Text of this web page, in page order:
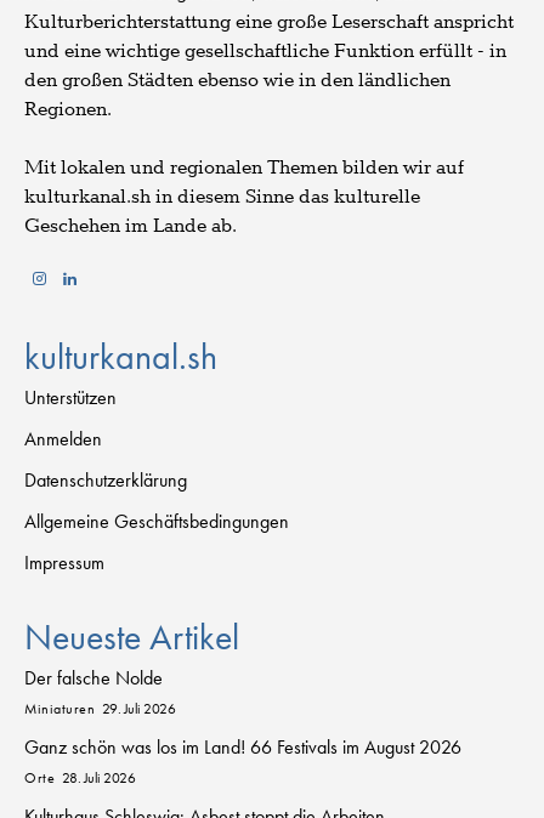
Kulturberichterstattung eine große Leserschaft anspricht
und eine wichtige gesellschaftliche Funktion erfüllt - in
den großen Städten ebenso wie in den ländlichen
Regionen.
Mit lokalen und regionalen Themen bilden wir auf
kulturkanal.sh in diesem Sinne das kulturelle
Geschehen im Lande ab.
kulturkanal.sh
Unterstützen
Anmelden
Datenschutzerklärung
Allgemeine Geschäftsbedingungen
Impressum
Neueste Artikel
Der falsche Nolde
Miniaturen 29. Juli 2026
Ganz schön was los im Land! 66 Festivals im August 2026
Orte 28. Juli 2026